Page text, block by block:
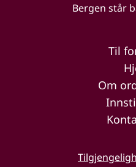
Bergen står
Til
Om